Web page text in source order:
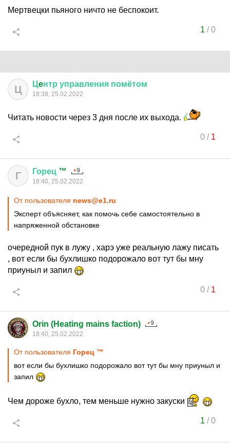
Мертвецки пьяного ничто не беспокоит.
1 /0
Ц Цeнтр управления помётом
18:38, 25.02.2022
Читать новости через 3 дня после их выхода.
0/ 1
Г Горец ™
18:40, 25.02.2022
От пользователя news@e1.ru
Эксперт объясняет, как помочь себе самостоятельно в
напряженной обстановке
очередной пук в лужу , харэ уже реальную лажу писать
, вот если бы бухлишко подорожало вот тут бы мну
приуныл и запил
0/ 1
Orin (Heating mains faction)
18:40, 25.02.2022
От пользователя Горец ™
вот если бы бухлишко подорожало вот тут бы мну приуныл и
запил
Чем дороже бухло, тем меньше нужно закуски
1 /0